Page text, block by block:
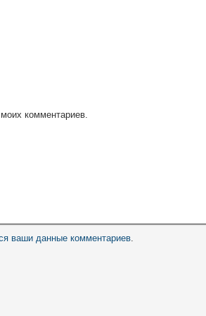
комментариев.
ваши данные комментариев.